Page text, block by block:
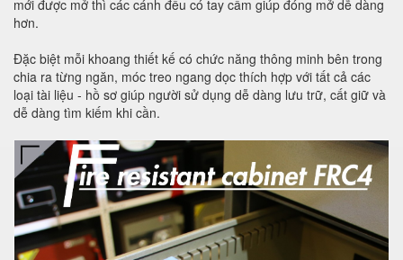
mới được mở thì các cánh đều có tay cầm giúp đóng mở dễ dàng
hơn.
Đặc biệt mỗi khoang thiết kế có chức năng thông minh bên trong
chia ra từng ngăn, móc treo ngang dọc thích hợp với tất cả các
loại tài liệu - hồ sơ giúp người sử dụng dễ dàng lưu trữ, cất giữ và
dễ dàng tìm kiếm khi cần.